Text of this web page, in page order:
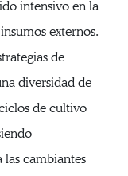
intensivo en la
externos.
de
diversidad de
de cultivo
cambiantes